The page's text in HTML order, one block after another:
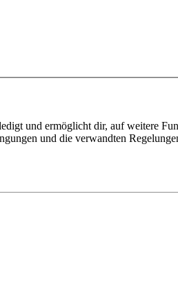
und ermöglicht dir, auf weitere
und die verwandten